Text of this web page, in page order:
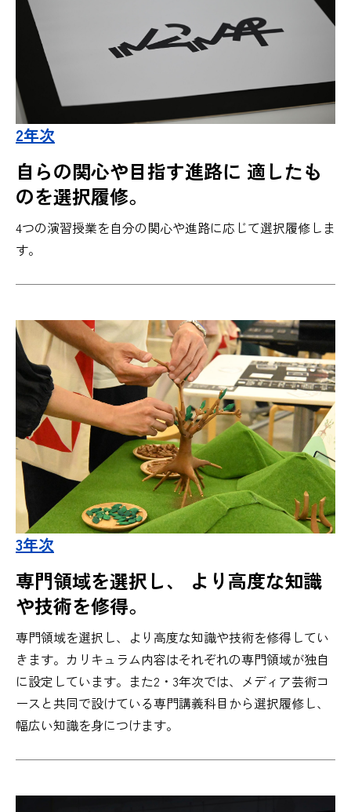
2年次
自らの関心や目指す進路に 適したも
のを選択履修。
4つの演習授業を自分の関心や進路に応じて選択履修しま
す。
3年次
専門領域を選択し、 より高度な知識
や技術を修得。
専門領域を選択し、より高度な知識や技術を修得してい
きます。カリキュラム内容はそれぞれの専門領域が独自
に設定しています。また2・3年次では、メディア芸術コ
ースと共同で設けている専門講義科目から選択履修し、
幅広い知識を身につけます。